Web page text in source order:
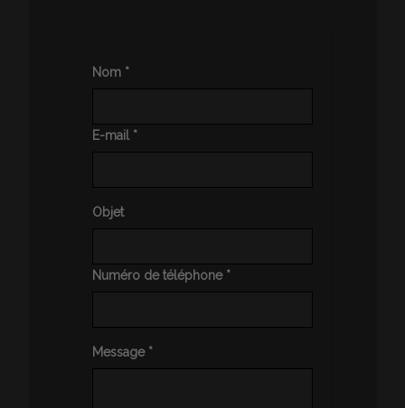
Nom *
E-mail *
Objet
Numéro de téléphone *
Message *